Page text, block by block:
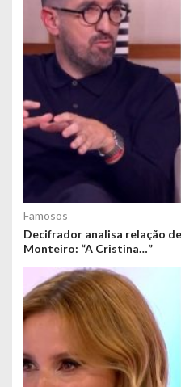
Famosos
Decifrador analisa relação
Monteiro: “A Cristina…”